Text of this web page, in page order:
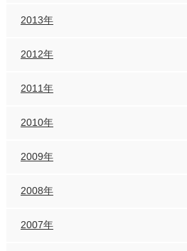
2013年
2012年
2011年
2010年
2009年
2008年
2007年